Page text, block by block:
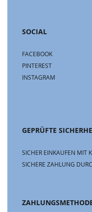
SOCIAL
FACEBOOK
PINTEREST
INSTAGRAM
GEPRÜFTE
SICHER EINKAUFEN MIT
SICHERE ZAHLUNG